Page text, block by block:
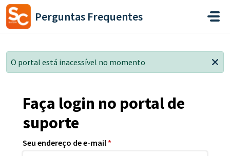
Ir para o conteúdo principal
Perguntas Frequentes
O portal está inacessível no momento
Faça login no portal de
suporte
Seu endereço de e-mail *